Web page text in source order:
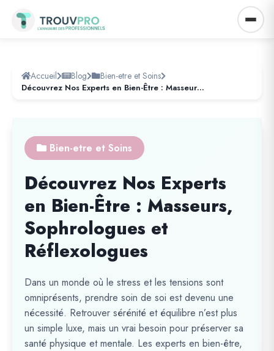
Accueil Blog Bien-etre et Soins
Découvrez Nos Experts en Bien-Être : Masseurs, Sophrologues et Réflexologues
Bien-etre et Soins
Découvrez Nos Experts
en Bien-Être : Masseurs,
Sophrologues et
Réflexologues
Dans un monde où le stress et les tensions sont
omniprésents, prendre soin de soi est devenu une
nécessité. Retrouver sérénité et équilibre n’est plus
un simple luxe, mais un vrai besoin pour préserver sa
santé physique et mentale. Les experts en bien-être,